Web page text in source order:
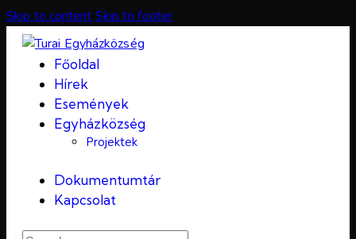
Skip to content Skip to footer
Főoldal
Hírek
Események
Egyházközség
Projektek
Dokumentumtár
Kapcsolat